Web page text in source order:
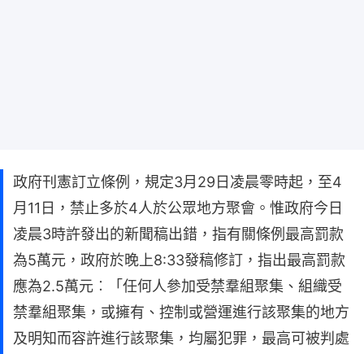
政府刊憲訂立條例，規定3月29日凌晨零時起，至4
月11日，禁止多於4人於公眾地方聚會。惟政府今日
凌晨3時許發出的新聞稿出錯，指有關條例最高罰款
為5萬元，政府於晚上8:33發稿修訂，指出最高罰款
應為2.5萬元︰「任何人參加受禁羣組聚集、組織受
禁羣組聚集，或擁有、控制或營運進行該聚集的地方
及明知而容許進行該聚集，均屬犯罪，最高可被判處